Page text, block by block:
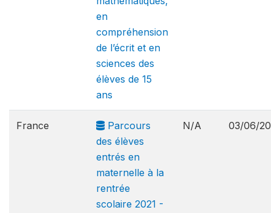
en
compréhension
de l’écrit et en
sciences des
élèves de 15
ans
France
Parcours
des élèves
entrés en
maternelle à la
rentrée
scolaire 2021 -
N/A 03/06/